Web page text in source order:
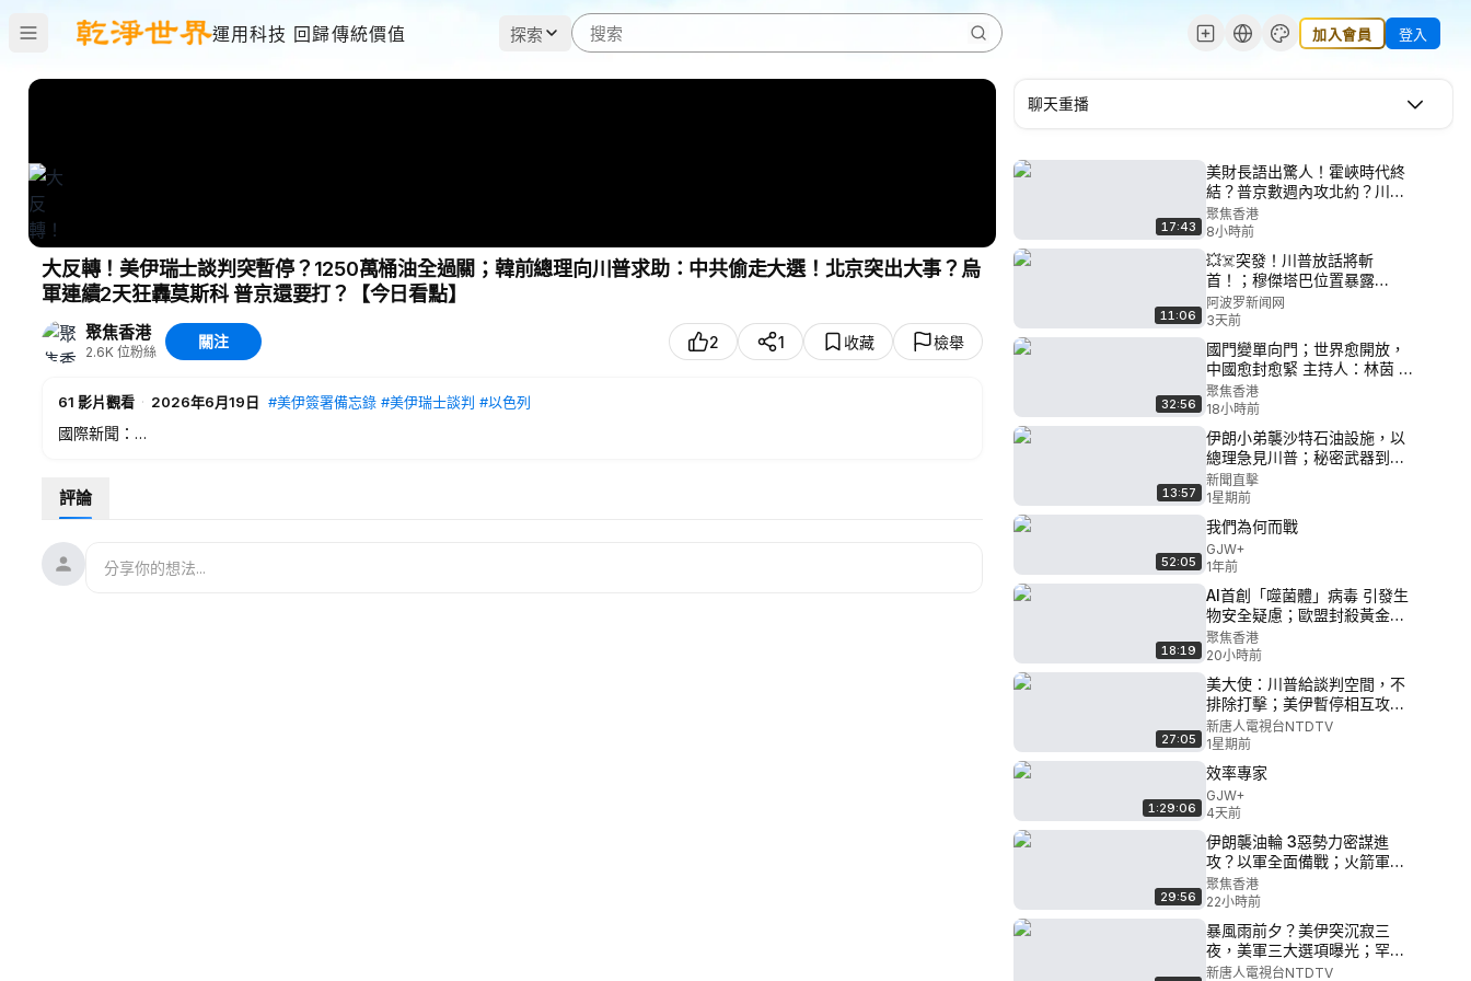
運用科技 回歸傳統價值 探索 加入會員 登入
大反轉！美伊瑞士談判突暫停？1250萬桶油全過關；韓前總理向川普求助：中共偷走大選！北京突出大事？烏
軍連續2天狂轟莫斯科 普京還要打？【今日看點】
聚焦香港
2.6K 位粉絲
關注 2 1 收藏 檢舉
61 影片觀看 · 2026年6月19日 #美伊簽署備忘錄 #美伊瑞士談判 #以色列
國際新聞：
14:46
兩岸新聞：
19:11
世界盃正熱，而國台辦又出醜了！被台灣幽默打臉
評論
聊天重播
17:43
美財長語出驚人！霍峽時代終
結？普京數週內攻北約？川普
30億加碼抗中【希望快訊】
聚焦香港
8小時前
11:06
💥☠️突發！川普放話將斬
首！；穆傑塔巴位置暴露
了？！美以精準攤牌！；打伊
朗世界缺油？真相來了！；油
價暴跌後 川普怒斥美國石油巨
頭拒降價：賺太多，立刻降
價！【#熱點直擊 C】
阿波罗新闻网
3天前
32:56
國門變單向門；世界愈開放，
中國愈封愈緊 主持人：林茵 魏
凌【今日點睇】
聚焦香港
18小時前
13:57
伊朗小弟襲沙特石油設施，以
總理急見川普；秘密武器到
手！烏軍直插俄後方；中共缺
錢大追稅！200萬富豪被盯
上；西歐陷火海！32萬人大逃
離|【#新聞直擊】2026.07.27
新聞直擊
1星期前
52:05
我們為何而戰
GJW+
1年前
18:19
AI首創「噬菌體」病毒 引發生
物安全疑慮；歐盟封殺黃金護
照 中國富豪出路再收窄；香港
又一學生會消失【新聞要點】
聚焦香港
20小時前
27:05
美大使：川普給談判空間，不
排除打擊；美伊暫停相互攻
擊，國際油價跌超13%；川普
將見小澤，俄軍向朝鮮求增兵3
萬；太子集團頭目被批捕，新
增2項罪名【早間環球直擊】
2026-07-27
新唐人電視台NTDTV
1星期前
1:29:06
效率專家
GJW+
4天前
29:56
伊朗襲油輪 3惡勢力密謀進
攻？以軍全面備戰；火箭軍瞄
美基地 美F-22、核潛艦亮底
牌；鎖國前夜 驚傳香港200高
官被拿下 郭德綱突出走？【今
日看點】
聚焦香港
22小時前
暴風雨前夕？美伊突沉寂三
夜，美軍三大選項曝光；罕見
強硬！羅馬尼亞3天擊落3俄
新唐人電視台NTDTV